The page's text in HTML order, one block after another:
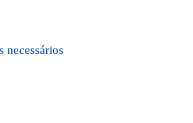
necessários